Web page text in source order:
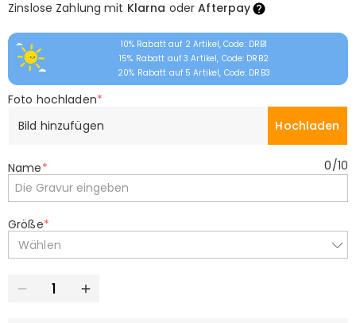
Zinslose Zahlung mit Klarna oderAfterpay
10% Rabatt auf 2 Artikel, Code: DRB1
15% Rabatt auf 3 Artikel, Code: DRB2
20% Rabatt auf 5 Artikel, Code: DRB3
Foto hochladen*
Bild hinzufügen
Hochladen
Name* 0/10
Größe*
Wählen